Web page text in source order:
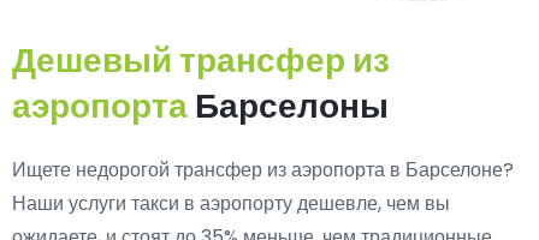
Дешевый трансфер из
аэропортаБарселоны
Ищете недорогой трансфер из аэропорта в Барселоне?
Наши услуги такси в аэропорту дешевле, чем вы